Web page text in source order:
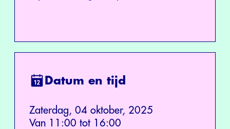
Datum en tijd
Zaterdag, 04 oktober, 2025
Van 11:00 tot 16:00